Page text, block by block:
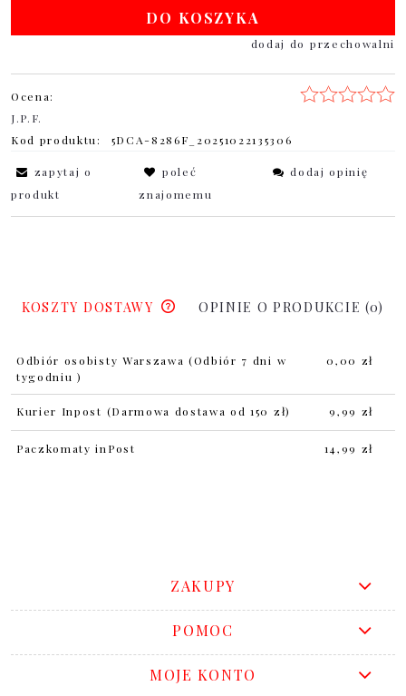
DO KOSZYKA
dodaj do przechowalni
Ocena:
J.P.F.
Kod produktu:
5DCA-8286F_20251022135306
zapytaj o
produkt
poleć
znajomemu
dodaj opinię
KOSZTY DOSTAWY OPINIE O PRODUKCIE (0)
Odbiór osobisty Warszawa (Odbiór 7 dni w
tygodniu )
0,00 zł
Kurier Inpost (Darmowa dostawa od 150 zł) 9,99 zł
Paczkomaty inPost 14,99 zł
ZAKUPY
POMOC
MOJE KONTO